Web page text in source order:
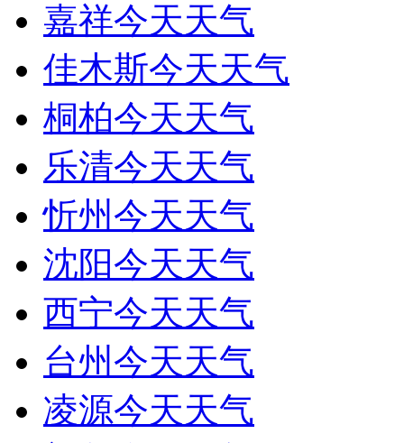
嘉祥今天天气
佳木斯今天天气
桐柏今天天气
乐清今天天气
忻州今天天气
沈阳今天天气
西宁今天天气
台州今天天气
凌源今天天气